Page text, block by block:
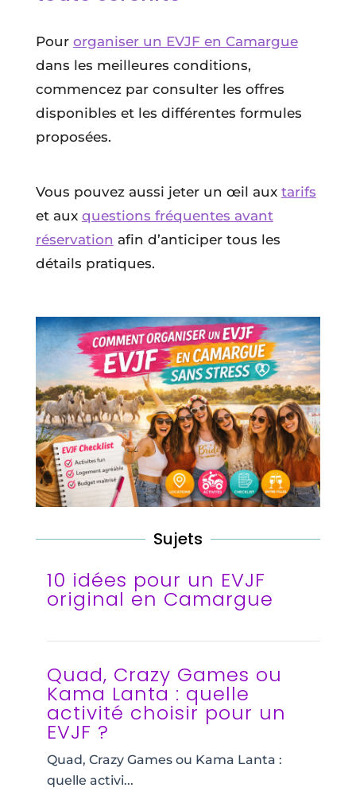
Pour organiser un EVJF en Camargue
dans les meilleures conditions,
commencez par consulter les offres
disponibles et les différentes formules
proposées.
Vous pouvez aussi jeter un œil aux tarifs
et aux questions fréquentes avant
réservation afin d’anticiper tous les
détails pratiques.
Sujets
10 idées pour un EVJF
original en Camargue
Quad, Crazy Games ou
Kama Lanta : quelle
activité choisir pour un
EVJF ?
Quad, Crazy Games ou Kama Lanta :
quelle activi...